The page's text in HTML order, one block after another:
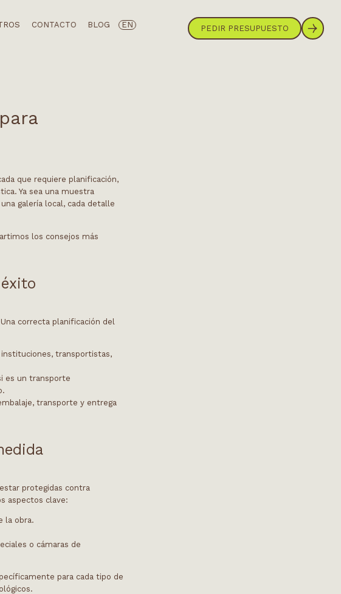
CONTACTO BLOG EN PEDIR PRESUPUESTO
que requiere planificación,
Ya sea una muestra
galería local, cada detalle
los consejos más
correcta planificación del
transportistas,
es un transporte
transporte y entrega
protegidas contra
aspectos clave:
la obra.
o cámaras de
para cada tipo de